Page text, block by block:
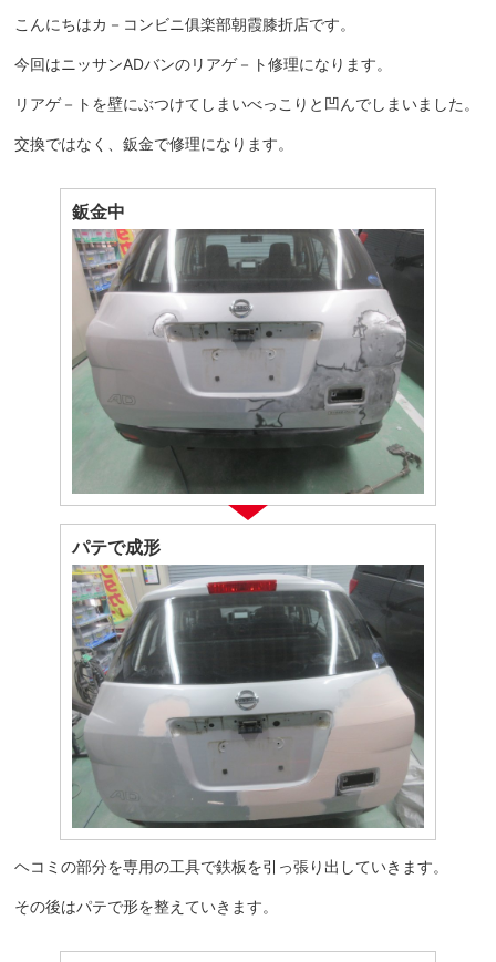
こんにちはカ－コンビニ俱楽部朝霞膝折店です。
今回はニッサンADバンのリアゲ－ト修理になります。
リアゲ－トを壁にぶつけてしまいべっこりと凹んでしまいました。
交換ではなく、鈑金で修理になります。
鈑金中
パテで成形
ヘコミの部分を専用の工具で鉄板を引っ張り出していきます。
その後はパテで形を整えていきます。